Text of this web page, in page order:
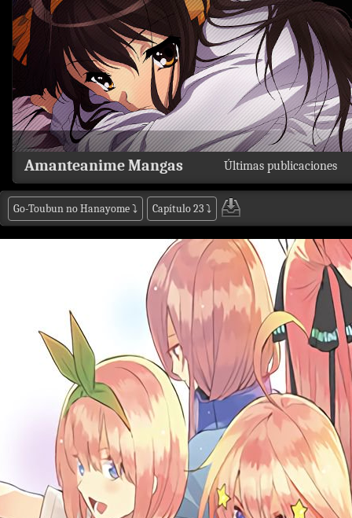
Últimas publicaciones
Amanteanime Mangas
Go-Toubun no Hanayome⤵ Capítulo 23⤵